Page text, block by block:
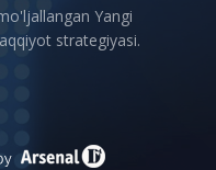
Yangi
strategiyasi.